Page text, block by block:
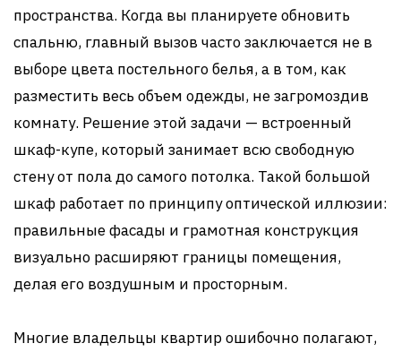
пространства. Когда вы планируете обновить
спальню, главный вызов часто заключается не в
выборе цвета постельного белья, а в том, как
разместить весь объем одежды, не загромоздив
комнату. Решение этой задачи — встроенный
шкаф-купе, который занимает всю свободную
стену от пола до самого потолка. Такой большой
шкаф работает по принципу оптической иллюзии:
правильные фасады и грамотная конструкция
визуально расширяют границы помещения,
делая его воздушным и просторным.
Многие владельцы квартир ошибочно полагают,